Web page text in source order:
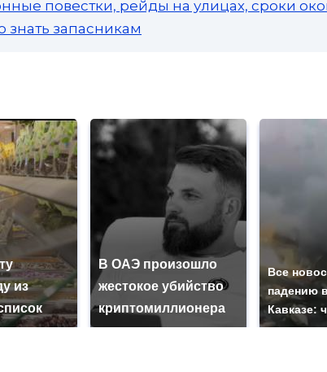
повестки, рейды на улицах, сроки
знать запасникам
из
В ОАЭ произошло
жестокое убийство
криптомиллионера
Все
падению
Кавказе: